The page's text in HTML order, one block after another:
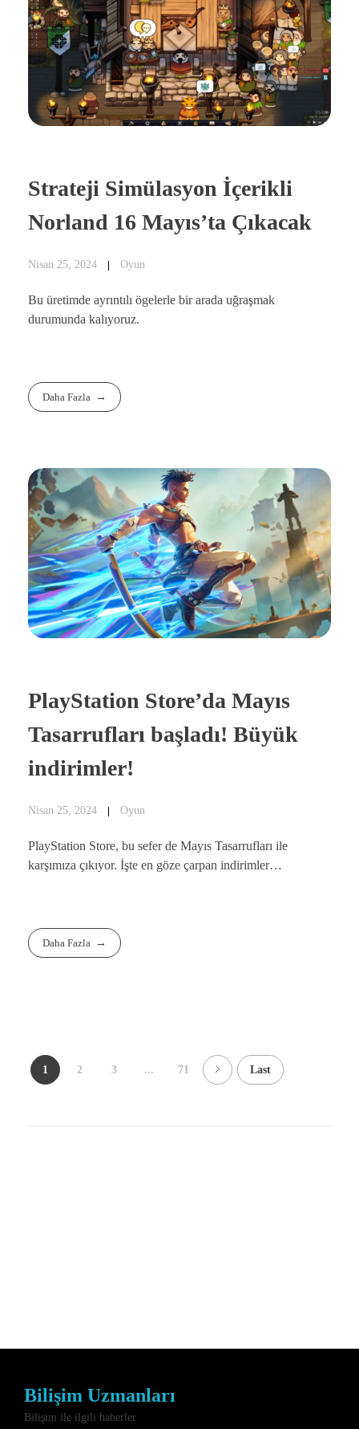
Strateji Simülasyon İçerikli
Norland 16 Mayıs’ta Çıkacak
Nisan 25, 2024 Oyun
Bu üretimde ayrıntılı ögelerle bir arada uğraşmak
durumunda kalıyoruz.
Daha Fazla
PlayStation Store’da Mayıs
Tasarrufları başladı! Büyük
indirimler!
Nisan 25, 2024 Oyun
PlayStation Store, bu sefer de Mayıs Tasarrufları ile
karşımıza çıkıyor. İşte en göze çarpan indirimler…
Daha Fazla
1 2 3 ... 71 Last
Bilişim Uzmanları
Bilişim ile ilgili haberler